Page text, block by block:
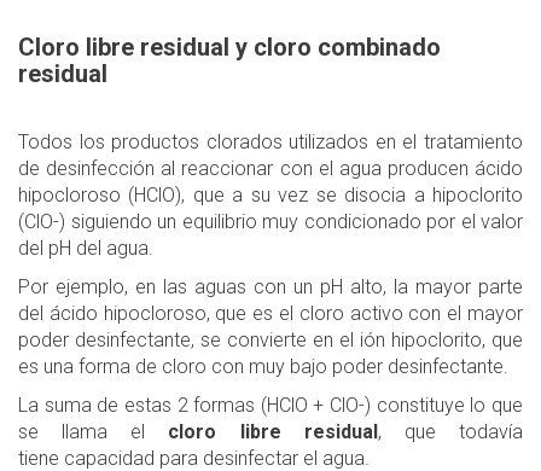
Cloro libre residual y cloro combinado
residual
Todos los productos clorados utilizados en el tratamiento
de desinfección al reaccionar con el agua producen ácido
hipocloroso (HClO), que a su vez se disocia a hipoclorito
(ClO-) siguiendo un equilibrio muy condicionado por el valor
del pH del agua.
Por ejemplo, en las aguas con un pH alto, la mayor parte
del ácido hipocloroso, que es el cloro activo con el mayor
poder desinfectante, se convierte en el ión hipoclorito, que
es una forma de cloro con muy bajo poder desinfectante.
La suma de estas 2 formas (HClO + ClO-) constituye lo que
se llama el cloro libre residual, que todavía
tiene capacidad para desinfectar el agua.